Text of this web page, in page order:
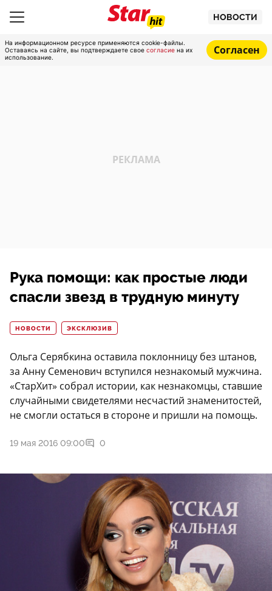
НОВОСТИ
На информационном ресурсе применяются cookie-файлы.
Оставаясь на сайте, вы подтверждаете свое согласие на их
использование.
Согласен
Рука помощи: как простые люди
спасли звезд в трудную минуту
НОВОСТИ ЭКСКЛЮЗИВ
Ольга Серябкина оставила поклонницу без штанов,
за Анну Семенович вступился незнакомый мужчина.
«СтарХит» собрал истории, как незнакомцы, ставшие
случайными свидетелями несчастий знаменитостей,
не смогли остаться в стороне и пришли на помощь.
19 мая 2016 09:00 0